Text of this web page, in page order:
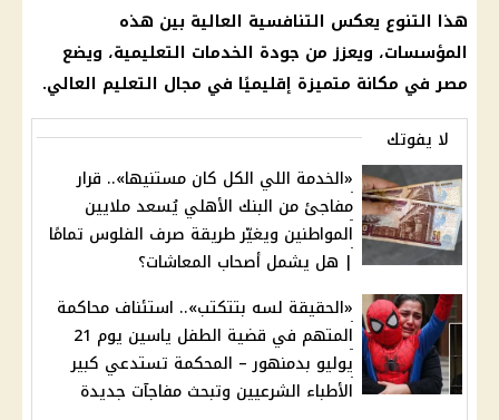
هذا التنوع يعكس التنافسية العالية بين هذه
المؤسسات، ويعزز من جودة الخدمات التعليمية، ويضع
مصر في مكانة متميزة إقليميًا في مجال التعليم العالي.
لا يفوتك
«الخدمة اللي الكل كان مستنيها».. قرار
مفاجئ من البنك الأهلي يُسعد ملايين
المواطنين ويغيّر طريقة صرف الفلوس تمامًا
| هل يشمل أصحاب المعاشات؟
«الحقيقة لسه بتتكتب».. استئناف محاكمة
المتهم في قضية الطفل ياسين يوم 21
يوليو بدمنهور – المحكمة تستدعي كبير
الأطباء الشرعيين وتبحث مفاجآت جديدة